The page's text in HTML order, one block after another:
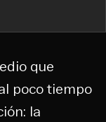
que
poco tiempo
la